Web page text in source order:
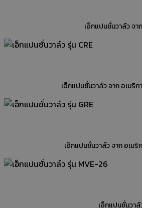
แว๊กคั่มปั๊มชั้นเดียว WK-115
แวคคั่มปั๊ม,แวคคั่มปั๊ม seco,SECO
เอ็กแปนชั่นวาล์ว จาก อเมริ